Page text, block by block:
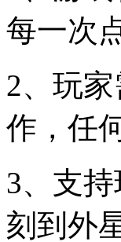
每一次
2、玩
作，任
3、支
刻到外